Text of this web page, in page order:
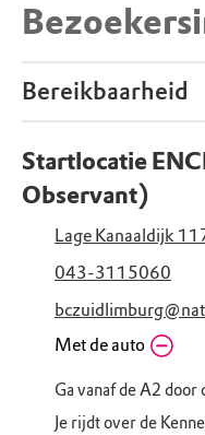
Bereikbaarheid
Startlocatie
Observant)
Lage Kanaaldijk
043-3115060
Met de auto
Ga vanaf de A2 door
Je rijdt over de